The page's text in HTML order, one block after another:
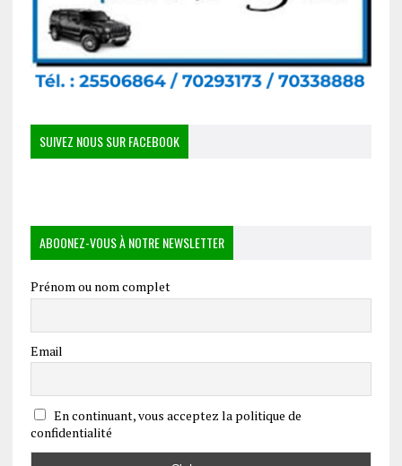
SUIVEZ NOUS SUR FACEBOOK
ABOONEZ-VOUS À NOTRE NEWSLETTER
Prénom ou nom complet
Email
En continuant, vous acceptez la politique de
confidentialité